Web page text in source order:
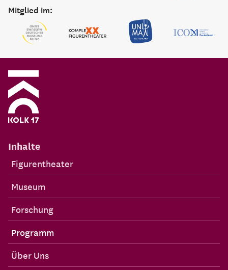
Mitglied im:
Inhalte
Figurentheater
Museum
Forschung
Programm
Über Uns